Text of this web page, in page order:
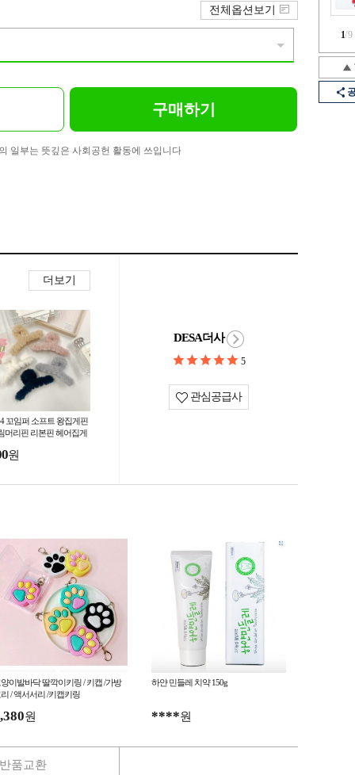
1/9
전체옵션보기
구매하기
일부는 뜻깊은 사회공헌 활동에 쓰입니다
더보기
꼬임퍼 소프트 왕집게핀
머리핀 리본핀 헤어집게
원
DESA더사
5
관심공급사
이발바닥 딸깍이키링 / 키캡 /가방
/ 액서서리 /키캡키링
원
하얀 민들레 치약 150g
****원
반품교환